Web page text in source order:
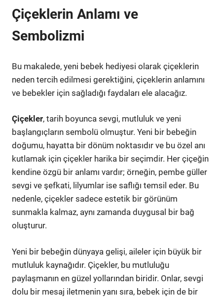
Çiçeklerin Anlamı ve
Sembolizmi
Bu makalede, yeni bebek hediyesi olarak çiçeklerin
neden tercih edilmesi gerektiğini, çiçeklerin anlamını
ve bebekler için sağladığı faydaları ele alacağız.
Çiçekler, tarih boyunca sevgi, mutluluk ve yeni
başlangıçların sembolü olmuştur. Yeni bir bebeğin
doğumu, hayatta bir dönüm noktasıdır ve bu özel anı
kutlamak için çiçekler harika bir seçimdir. Her çiçeğin
kendine özgü bir anlamı vardır; örneğin, pembe güller
sevgi ve şefkati, lilyumlar ise saflığı temsil eder. Bu
nedenle, çiçekler sadece estetik bir görünüm
sunmakla kalmaz, aynı zamanda duygusal bir bağ
oluşturur.
Yeni bir bebeğin dünyaya gelişi, aileler için büyük bir
mutluluk kaynağıdır. Çiçekler, bu mutluluğu
paylaşmanın en güzel yollarından biridir. Onlar, sevgi
dolu bir mesaj iletmenin yanı sıra, bebek için de bir